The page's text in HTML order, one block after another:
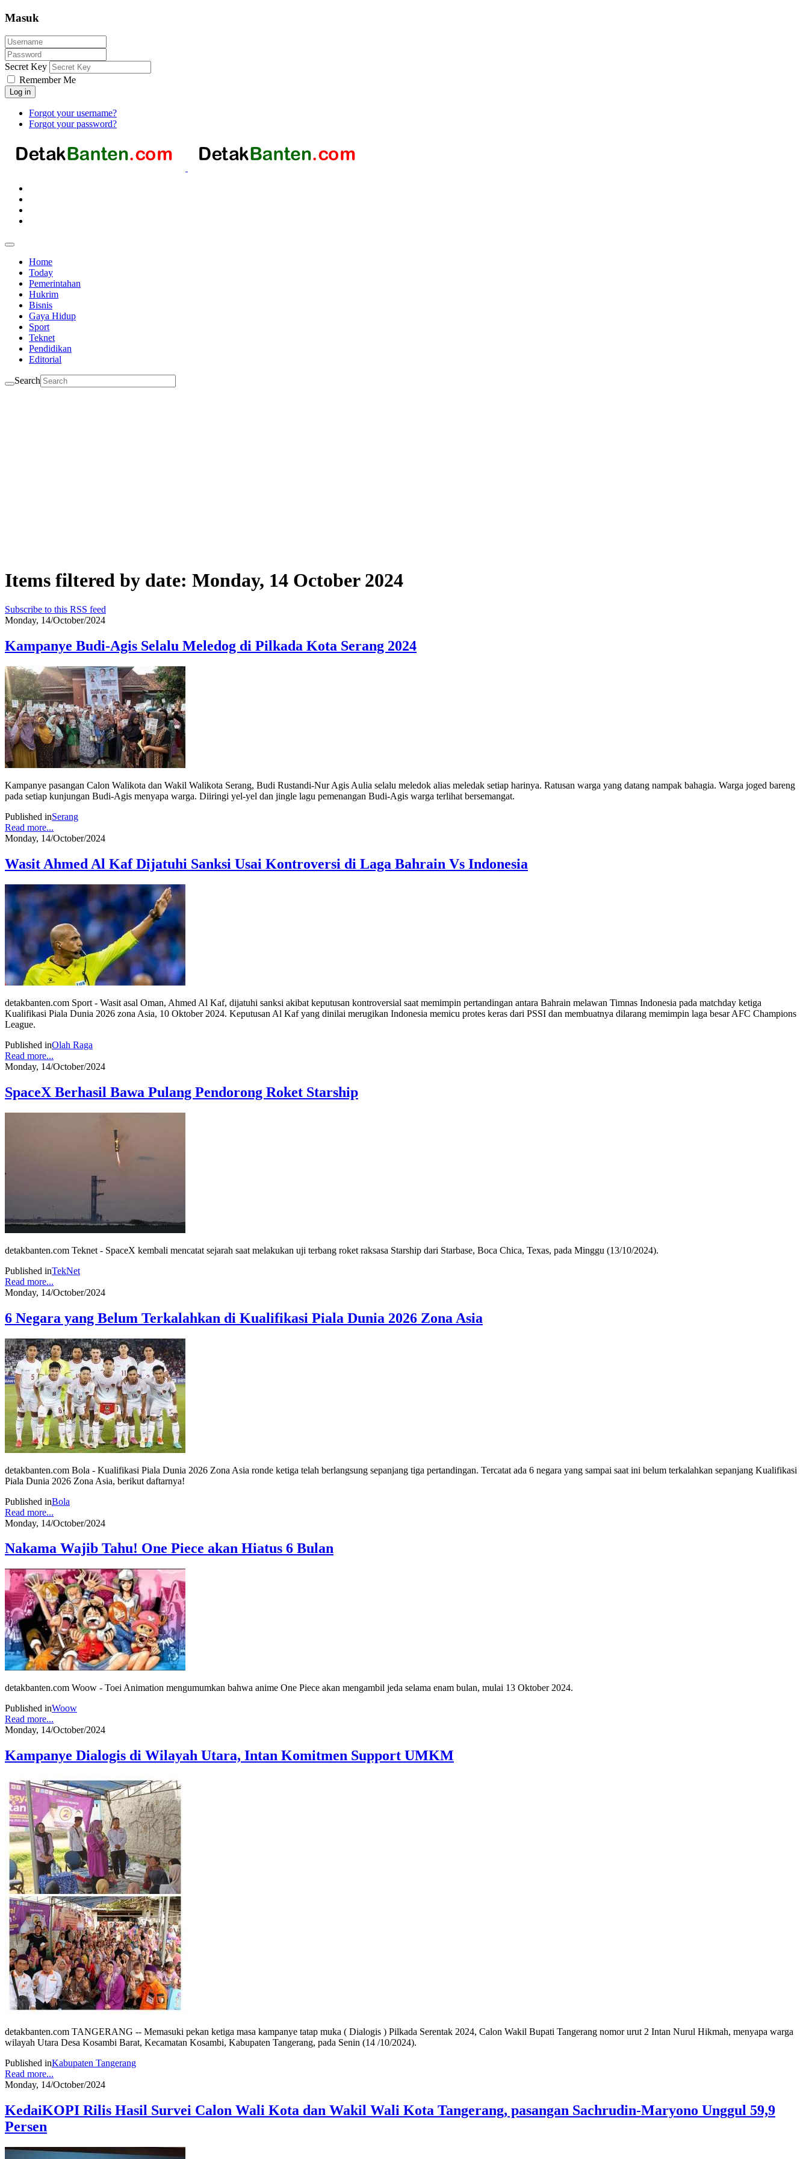
Masuk
Secret Key
Remember Me
Log in
Forgot your username?
Forgot your password?
Home
Today
Pemerintahan
Hukrim
Bisnis
Gaya Hidup
Sport
Teknet
Pendidikan
Editorial
Search
Items filtered by date: Monday, 14 October 2024
Subscribe to this RSS feed
Monday, 14/October/2024
Kampanye Budi-Agis Selalu Meledog di Pilkada Kota Serang 2024
Kampanye pasangan Calon Walikota dan Wakil Walikota Serang, Budi Rustandi-Nur Agis Aulia selalu meledok alias meledak setiap harinya. Ratusan warga yang datang nampak bahagia. Warga joged bareng
pada setiap kunjungan Budi-Agis menyapa warga. Diiringi yel-yel dan jingle lagu pemenangan Budi-Agis warga terlihat bersemangat.
Published inSerang
Read more...
Monday, 14/October/2024
Wasit Ahmed Al Kaf Dijatuhi Sanksi Usai Kontroversi di Laga Bahrain Vs Indonesia
detakbanten.com Sport - Wasit asal Oman, Ahmed Al Kaf, dijatuhi sanksi akibat keputusan kontroversial saat memimpin pertandingan antara Bahrain melawan Timnas Indonesia pada matchday ketiga
Kualifikasi Piala Dunia 2026 zona Asia, 10 Oktober 2024. Keputusan Al Kaf yang dinilai merugikan Indonesia memicu protes keras dari PSSI dan membuatnya dilarang memimpin laga besar AFC Champions
League.
Published inOlah Raga
Read more...
Monday, 14/October/2024
SpaceX Berhasil Bawa Pulang Pendorong Roket Starship
detakbanten.com Teknet - SpaceX kembali mencatat sejarah saat melakukan uji terbang roket raksasa Starship dari Starbase, Boca Chica, Texas, pada Minggu (13/10/2024).
Published inTekNet
Read more...
Monday, 14/October/2024
6 Negara yang Belum Terkalahkan di Kualifikasi Piala Dunia 2026 Zona Asia
detakbanten.com Bola - Kualifikasi Piala Dunia 2026 Zona Asia ronde ketiga telah berlangsung sepanjang tiga pertandingan. Tercatat ada 6 negara yang sampai saat ini belum terkalahkan sepanjang Kualifikasi
Piala Dunia 2026 Zona Asia, berikut daftarnya!
Published inBola
Read more...
Monday, 14/October/2024
Nakama Wajib Tahu! One Piece akan Hiatus 6 Bulan
detakbanten.com Woow - Toei Animation mengumumkan bahwa anime One Piece akan mengambil jeda selama enam bulan, mulai 13 Oktober 2024.
Published inWoow
Read more...
Monday, 14/October/2024
Kampanye Dialogis di Wilayah Utara, Intan Komitmen Support UMKM
detakbanten.com TANGERANG -- Memasuki pekan ketiga masa kampanye tatap muka ( Dialogis ) Pilkada Serentak 2024, Calon Wakil Bupati Tangerang nomor urut 2 Intan Nurul Hikmah, menyapa warga
wilayah Utara Desa Kosambi Barat, Kecamatan Kosambi, Kabupaten Tangerang, pada Senin (14 /10/2024).
Published inKabupaten Tangerang
Read more...
Monday, 14/October/2024
KedaiKOPI Rilis Hasil Survei Calon Wali Kota dan Wakil Wali Kota Tangerang, pasangan Sachrudin-Maryono Unggul 59,9
Persen